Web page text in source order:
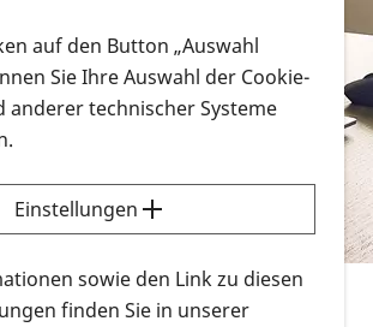
in verschiedenen
Ort
wie Sie nach Infonmaterial
bestellen bzw. herunterladen
Sie sich dieErklärvideos zum
auf der PRO RETINA-Website
Menschen an.
auf den Button „Auswahl
Sie Ihre Auswahl der Cookie-
anderer technischer Systeme
Einstellungen
sowie den Link zu diesen
finden Sie in unserer